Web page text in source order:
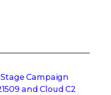
Campaign
and Cloud C2